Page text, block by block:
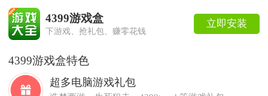
立即安装
4399游戏盒
下游戏、抢礼包、赚零花钱
4399游戏盒特色
超多电脑游戏礼包